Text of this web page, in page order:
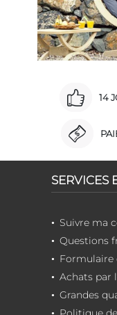
14
SERVICES
Suivre ma
Questions
Formulaire
Achats par
Grandes